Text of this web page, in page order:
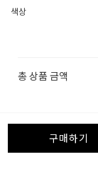
색상
총 상품 금액
구매하기